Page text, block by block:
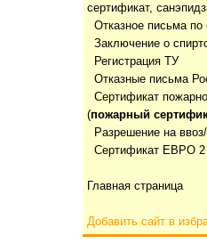
сертификат,
Отказнoе письма по
Заключение о
Регистрация ТУ
Отказные письма
Сертификат
(пожарный
Разрешение на
Сертификат ЕВРО 2
Главная страница
Добавить сайт в